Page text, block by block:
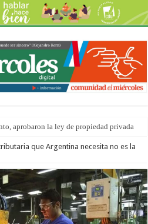
la agenda ¿A dónde ir? para este
que Argentina necesita no es la